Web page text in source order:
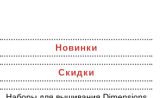
Новинки
Скидки